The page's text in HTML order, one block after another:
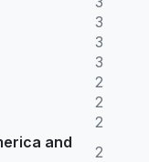
3
3
3
2
2
2
and
2